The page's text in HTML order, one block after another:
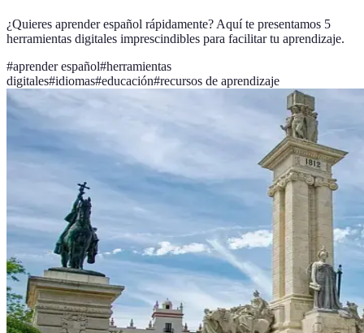
¿Quieres aprender español rápidamente? Aquí te presentamos 5
herramientas digitales imprescindibles para facilitar tu aprendizaje.
#aprender español#herramientas
digitales#idiomas#educación#recursos de aprendizaje